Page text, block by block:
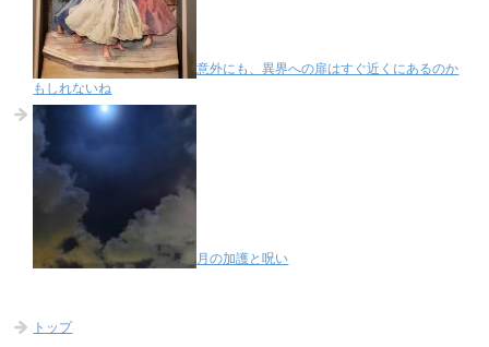
意外にも、異界への扉はすぐ近くにあるのか
もしれないね
月の加護と呪い
トップ